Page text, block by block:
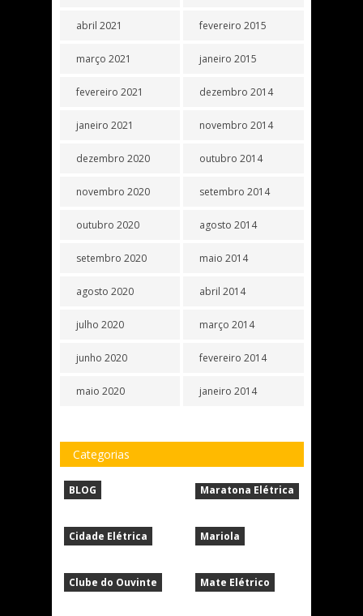
abril 2021
março 2021
fevereiro 2021
janeiro 2021
dezembro 2020
novembro 2020
outubro 2020
setembro 2020
agosto 2020
julho 2020
junho 2020
maio 2020
fevereiro 2015
janeiro 2015
dezembro 2014
novembro 2014
outubro 2014
setembro 2014
agosto 2014
maio 2014
abril 2014
março 2014
fevereiro 2014
janeiro 2014
Categorias
BLOG
Cidade Elétrica
Clube do Ouvinte
Maratona Elétrica
Mariola
Mate Elétrico